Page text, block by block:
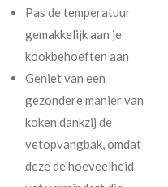
Pas de temperatuur
gemakkelijk aan je
kookbehoeften aan
Geniet van een
gezondere manier van
koken dankzij de
vetopvangbak, omdat
deze de hoeveelheid